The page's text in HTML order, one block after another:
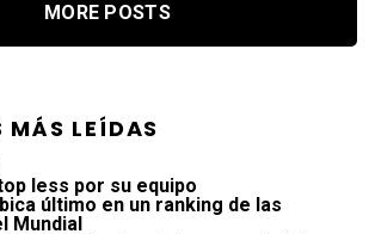
MORE POSTS
LEÍDAS
less por su equipo
último en un ranking de las
Mundial